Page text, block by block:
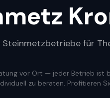
für
vor Ort — jeder Betrieb ist
zu beraten. Profitieren